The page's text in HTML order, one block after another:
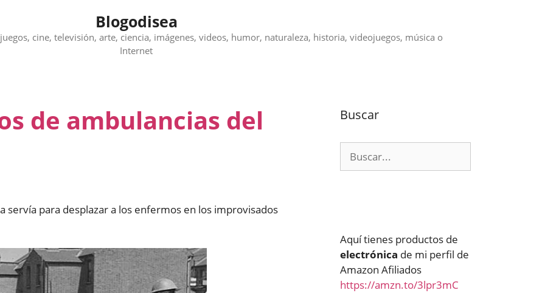
Blogodisea
cine, televisión, arte, ciencia, imágenes, videos, humor, naturaleza, historia, videojuegos, música o
Internet
de ambulancias del
servía para desplazar a los enfermos en los improvisados
Buscar
Aquí tienes productos de
electrónica de mi perfil de
Amazon Afiliados
https://amzn.to/3lpr3mC